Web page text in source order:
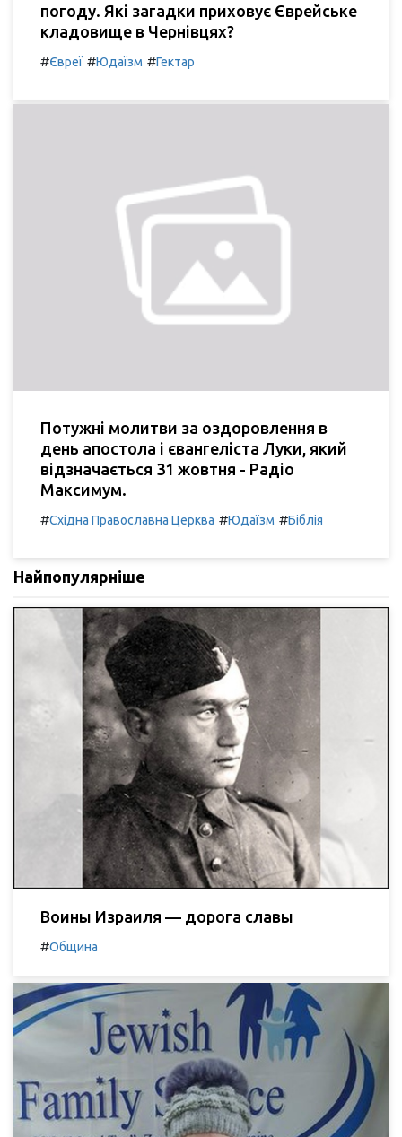
погоду. Які загадки приховує Єврейське
кладовище в Чернівцях?
#Євреї #Юдаїзм #Гектар
Потужні молитви за оздоровлення в
день апостола і євангеліста Луки, який
відзначається 31 жовтня - Радіо
Максимум.
#Східна Православна Церква #Юдаїзм #Біблія
Найпопулярніше
Воины Израиля — дорога славы
#Община